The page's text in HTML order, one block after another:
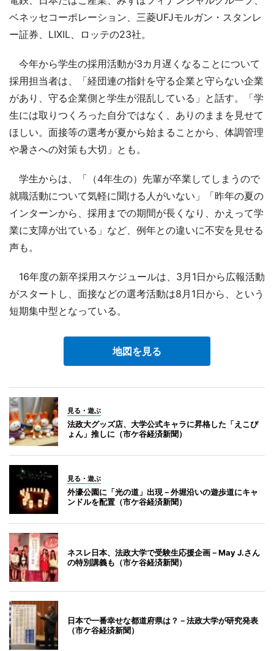
ベネッセコーポレーション、三菱UFJモルガン・スタンレ
ー証券、LIXIL、ロッテの23社。
今年から学生の採用活動が3カ月遅くなることについて
採用担当者は、「経団連の指針を守る企業と守らない企業
があり、守る企業側と学生が混乱している」と話す。「学
生には取りつくろった自分ではなく、ありのままを見せて
ほしい。面接等の選考が夏から始まることから、体調管理
や暑さへの対策も大切」とも。
学生からは、「（4年生の）先輩が卒業してしまうので
就職活動について気軽に聞ける人がいない」「昨年の夏の
インターンから、採用までの期間が長くなり、かえって学
業に支障が出ている」など、例年との違いに不安を見せる
声も。
16年度の新卒採用スケジュールは、3月1日から広報活動
がスタートし、面接などの選考活動は8月1日から、という
短期集中型となっている。
地図を見る
見る・遊ぶ
法政大グッズ店、大学公式キャラに昇格した「えこぴ
ょん」推しに（市ケ谷経済新聞）
見る・遊ぶ
外濠公園に「光の道」出現－外堀沿いの遊歩道にキャ
ンドルを配置（市ケ谷経済新聞）
ネスレ日本、法政大学で受験生応援企画－May J.さん
の特別講義も（市ケ谷経済新聞）
日本で一番幸せな都道府県は？－法政大学が研究発表
（市ケ谷経済新聞）